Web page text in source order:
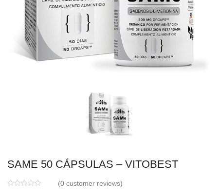
SAME 50 CÁPSULAS – VITOBEST
(0 customer reviews)